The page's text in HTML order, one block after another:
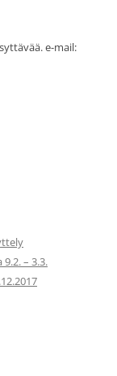
e-mail:
– 3.3.